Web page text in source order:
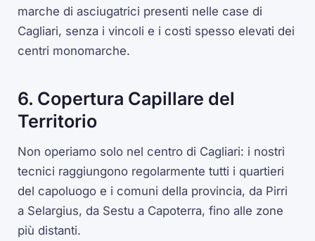
marche di asciugatrici presenti nelle case di
Cagliari, senza i vincoli e i costi spesso elevati dei
centri monomarche.
6. Copertura Capillare del
Territorio
Non operiamo solo nel centro di Cagliari: i nostri
tecnici raggiungono regolarmente tutti i quartieri
del capoluogo e i comuni della provincia, da Pirri
a Selargius, da Sestu a Capoterra, fino alle zone
più distanti.